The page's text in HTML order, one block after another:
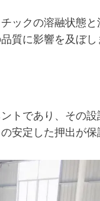
ックの溶融状態
質に影響を及ぼ
トであり、その
安定した押出が